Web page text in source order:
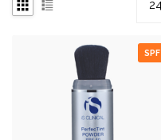
SPF